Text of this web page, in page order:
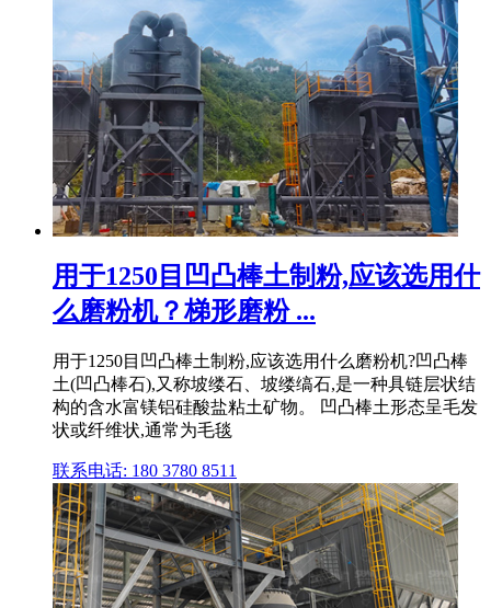
用于1250目凹凸棒土制粉,应该选用什
么磨粉机？梯形磨粉 ...
用于1250目凹凸棒土制粉,应该选用什么磨粉机?凹凸棒
土(凹凸棒石),又称坡缕石、坡缕缟石,是一种具链层状结
构的含水富镁铝硅酸盐粘土矿物。 凹凸棒土形态呈毛发
状或纤维状,通常为毛毯
联系电话: 180 3780 8511